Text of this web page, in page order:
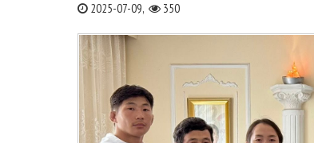
2025-07-09, 350